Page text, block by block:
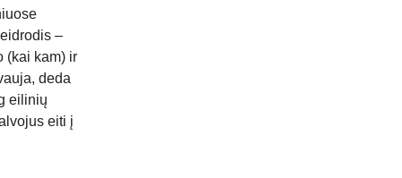
–
(kai kam) ir
deda
eilinių
eiti į